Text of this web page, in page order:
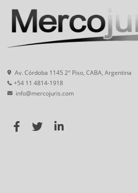
Av. Córdoba 1145 2° Piso, CABA, Argentina
+54 11 4814-1918
info@mercojuris.com